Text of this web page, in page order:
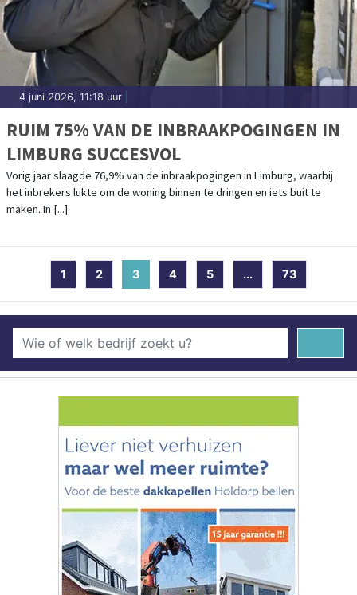
4 juni 2026, 11:18 uur
RUIM 75% VAN DE INBRAAKPOGINGEN IN
LIMBURG SUCCESVOL
Vorig jaar slaagde 76,9% van de inbraakpogingen in Limburg, waarbij
het inbrekers lukte om de woning binnen te dringen en iets buit te
maken. In [...]
1 2 3 (current)
4 5 ... 73